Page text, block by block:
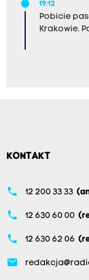
19:12
Pobicie
Krakowie.
KONTAKT
phone 12 200 33 33
phone 12 630 60 00
phone 12 630 62 06
email